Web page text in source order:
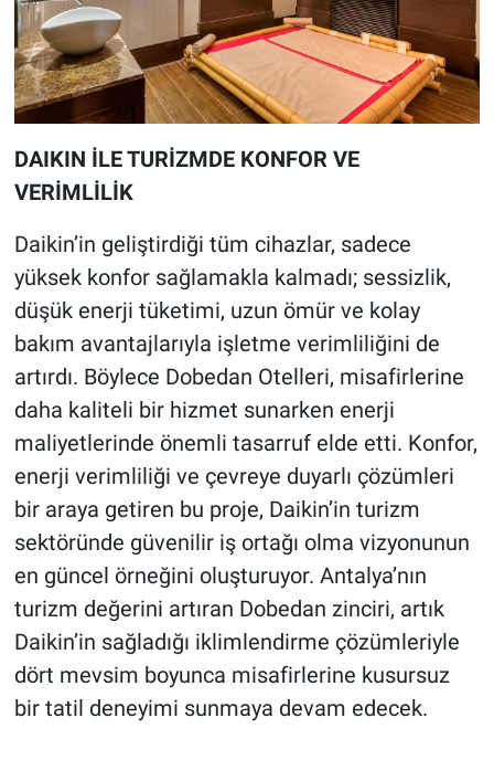
DAIKIN İLE TURİZMDE KONFOR VE
VERİMLİLİK
Daikin’in geliştirdiği tüm cihazlar, sadece
yüksek konfor sağlamakla kalmadı; sessizlik,
düşük enerji tüketimi, uzun ömür ve kolay
bakım avantajlarıyla işletme verimliliğini de
artırdı. Böylece Dobedan Otelleri, misafirlerine
daha kaliteli bir hizmet sunarken enerji
maliyetlerinde önemli tasarruf elde etti. Konfor,
enerji verimliliği ve çevreye duyarlı çözümleri
bir araya getiren bu proje, Daikin’in turizm
sektöründe güvenilir iş ortağı olma vizyonunun
en güncel örneğini oluşturuyor. Antalya’nın
turizm değerini artıran Dobedan zinciri, artık
Daikin’in sağladığı iklimlendirme çözümleriyle
dört mevsim boyunca misafirlerine kusursuz
bir tatil deneyimi sunmaya devam edecek.